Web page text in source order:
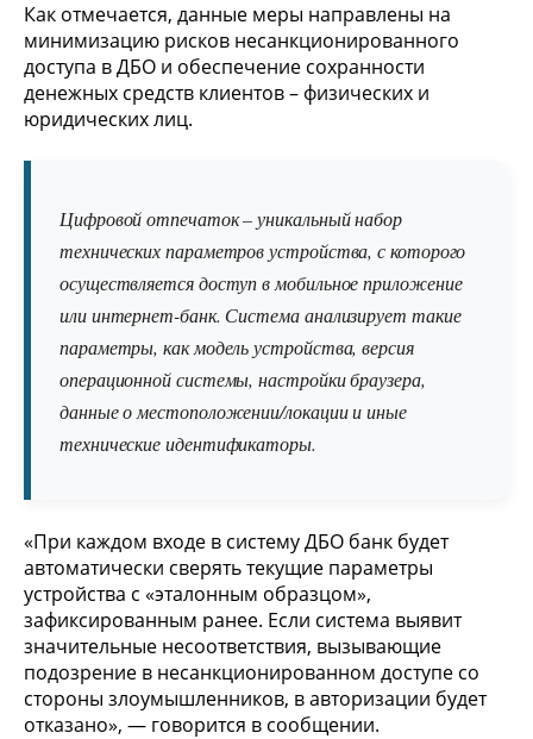
Как отмечается, данные меры направлены на
минимизацию рисков несанкционированного
доступа в ДБО и обеспечение сохранности
денежных средств клиентов – физических и
юридических лиц.
Цифровой отпечаток – уникальный набор
технических параметров устройства, с которого
осуществляется доступ в мобильное приложение
или интернет-банк. Система анализирует такие
параметры, как модель устройства, версия
операционной системы, настройки браузера,
данные о местоположении/локации и иные
технические идентификаторы.
«При каждом входе в систему ДБО банк будет
автоматически сверять текущие параметры
устройства с «эталонным образцом»,
зафиксированным ранее. Если система выявит
значительные несоответствия, вызывающие
подозрение в несанкционированном доступе со
стороны злоумышленников, в авторизации будет
отказано», — говорится в сообщении.